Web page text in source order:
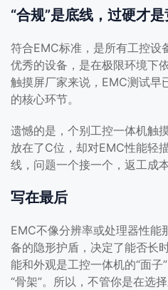
“合规”是底线，过硬才
符合EMC标准，是所有工控设
优秀的设备，是在极限环境下
触摸屏厂家来说，EMC测试早
的核心环节。
遗憾的是，个别工控一体机触
放在了C位，却对EMC性能轻
线，问题一个接一个，返工成
写在最后
EMC不像分辨率或处理器性能
备的隐形护盾，决定了能否长
能和外观是工控一体机的“面
“骨架”。所以，不管你是在选